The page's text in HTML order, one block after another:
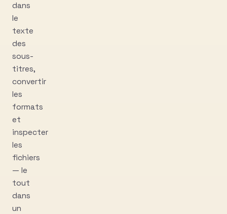
dans
le
texte
des
sous-
titres,
convertir
les
formats
et
inspecter
les
fichiers
— le
tout
dans
un